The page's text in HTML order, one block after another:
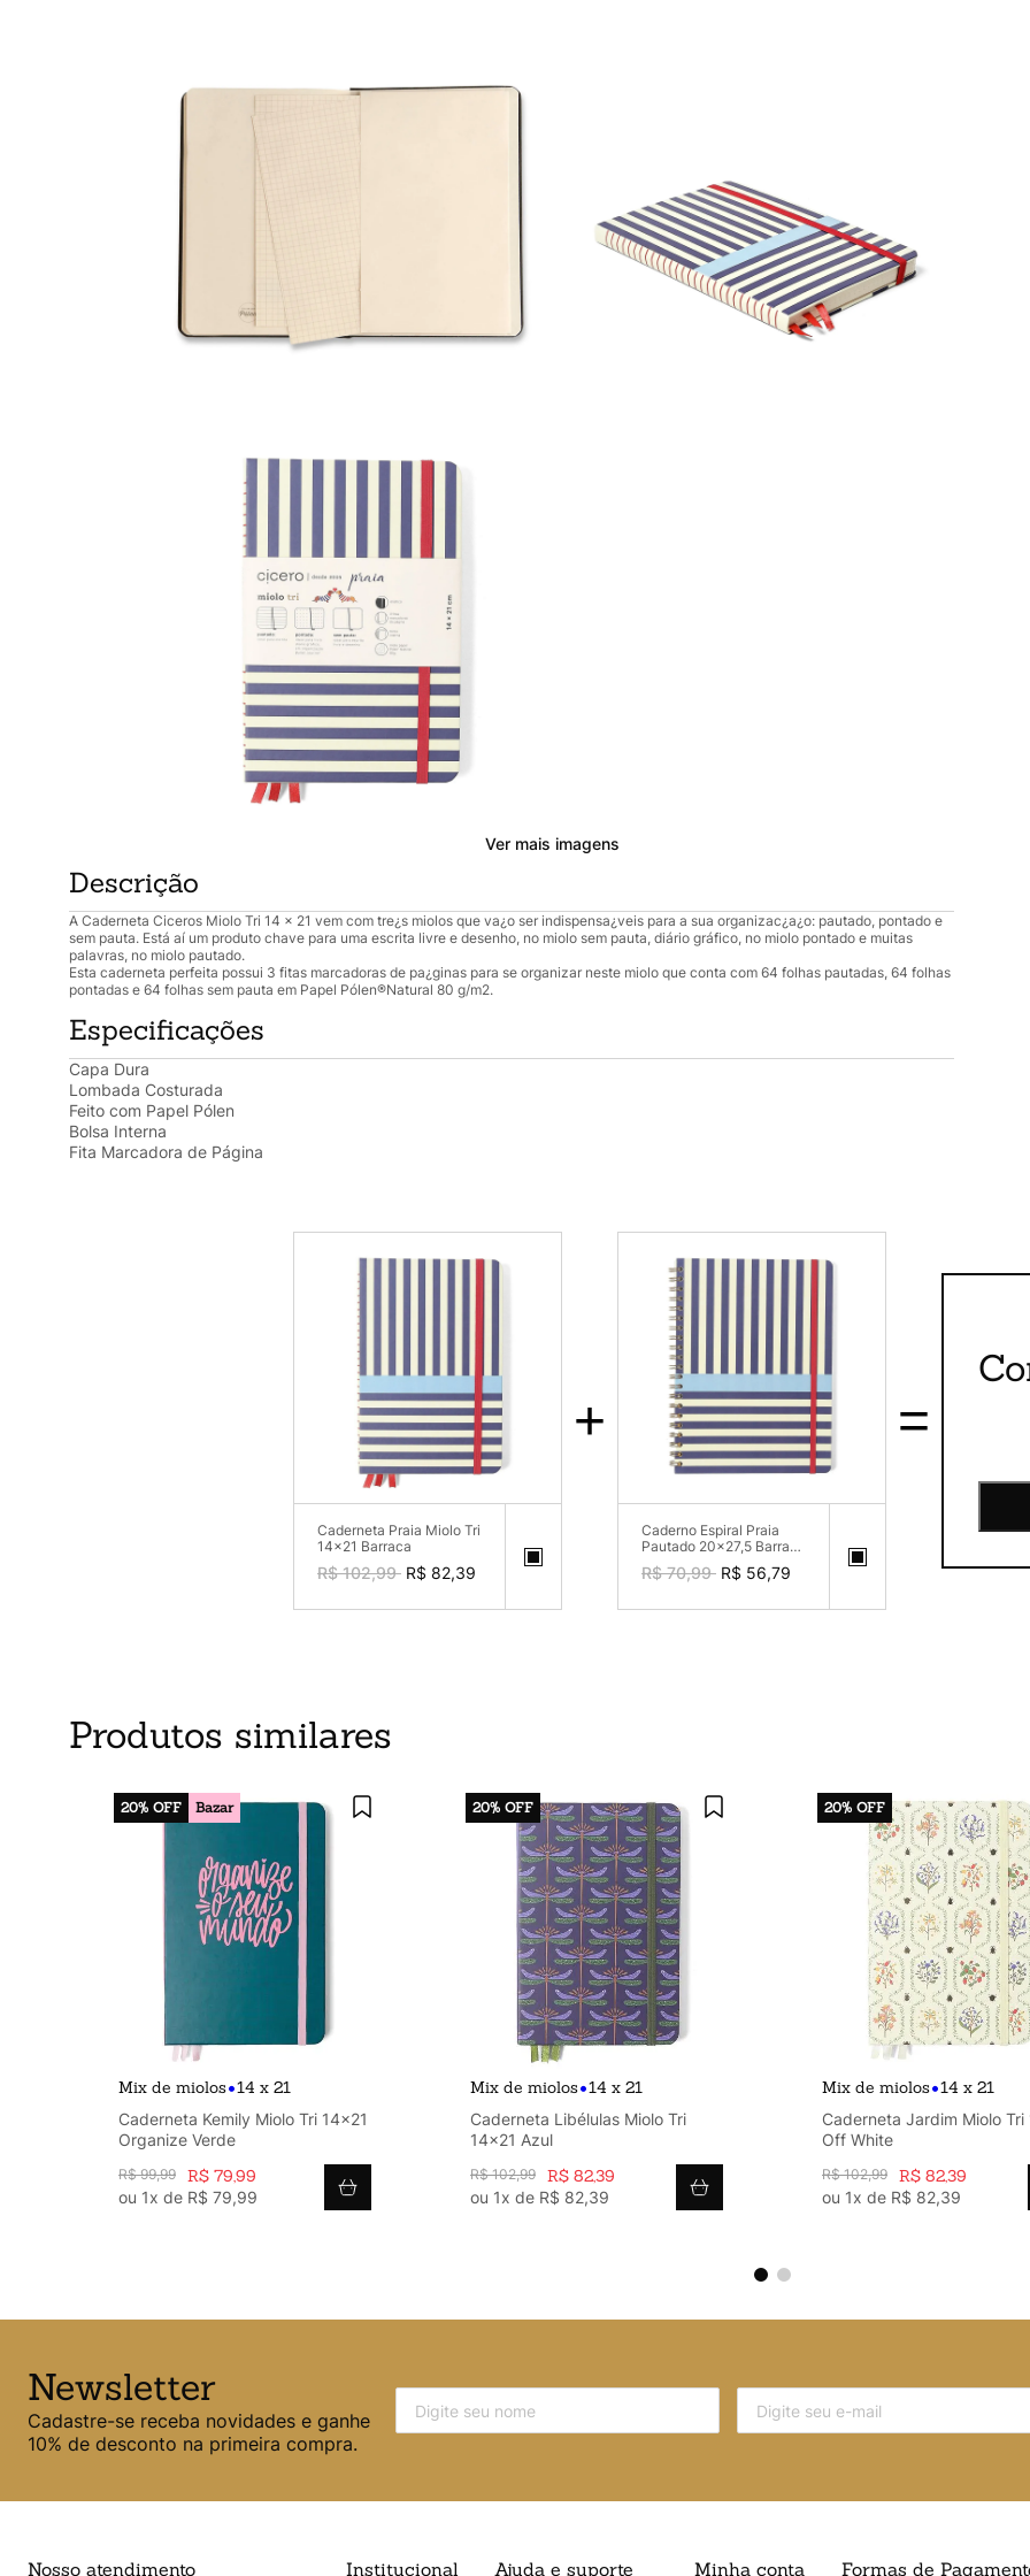
Ver mais imagens
Descrição
A Caderneta Ciceros Miolo Tri 14 x 21 vem com tre¿s miolos que va¿o ser indispensa¿veis para a sua organizac¿a¿o: pautado, pontado e
sem pauta. Está aí um produto chave para uma escrita livre e desenho, no miolo sem pauta, diário gráfico, no miolo pontado e muitas
palavras, no miolo pautado.
Esta caderneta perfeita possui 3 fitas marcadoras de pa¿ginas para se organizar neste miolo que conta com 64 folhas pautadas, 64 folhas
pontadas e 64 folhas sem pauta em Papel Pólen®Natural 80 g/m2.
Especificações
Capa Dura
Lombada Costurada
Feito com Papel Pólen
Bolsa Interna
Fita Marcadora de Página
Caderneta Praia Miolo Tri
14x21 Barraca
R$ 102,99 R$ 82,39
+
Caderno Espiral Praia
Pautado 20x27,5 Barraca
1 Matéria 80 fls
R$ 70,99 R$ 56,79
=
Produtos similares
20% OFF Bazar
Mix de miolos•14 x 21
Caderneta Kemily Miolo Tri 14x21
Organize Verde
R$ 99,99 R$ 79,99
ou 1x de R$ 79,99
20% OFF
Mix de miolos•14 x 21
Caderneta Libélulas Miolo Tri
14x21 Azul
R$ 102,99 R$ 82,39
ou 1x de R$ 82,39
20% OFF
Mix de miolos•14 x 21
Caderneta Jardim Miolo Tri
Off White
R$ 102,99 R$ 82,39
ou 1x de R$ 82,39
Newsletter
Cadastre-se receba novidades e ganhe
10% de desconto na primeira compra.
Nosso atendimento Institucional Ajuda e suporte Minha conta Formas de